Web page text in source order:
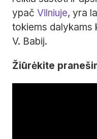
ypač Vilniuje, yra
tokiems dalykams
V. Babij.
Žiūrėkite